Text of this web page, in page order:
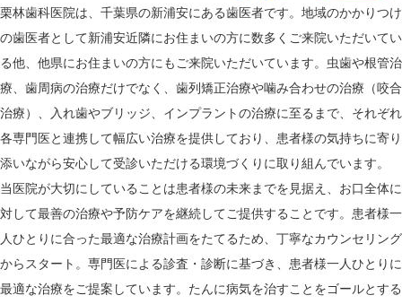
栗林歯科医院は、千葉県の新浦安にある歯医者です。地域のかかりつけ
の歯医者として新浦安近隣にお住まいの方に数多くご来院いただいてい
る他、他県にお住まいの方にもご来院いただいています。虫歯や根管治
療、歯周病の治療だけでなく、歯列矯正治療や噛み合わせの治療（咬合
治療）、入れ歯やブリッジ、インプラントの治療に至るまで、それぞれ
各専門医と連携して幅広い治療を提供しており、患者様の気持ちに寄り
添いながら安心して受診いただける環境づくりに取り組んでいます。
当医院が大切にしていることは患者様の未来までを見据え、お口全体に
対して最善の治療や予防ケアを継続してご提供することです。患者様一
人ひとりに合った最適な治療計画をたてるため、丁寧なカウンセリング
からスタート。専門医による診査・診断に基づき、患者様一人ひとりに
最適な治療をご提案しています。たんに病気を治すことをゴールとする